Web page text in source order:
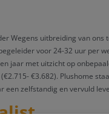
Wegens uitbreiding van ons
voor 24-32 uur per
jaar met uitzicht op
€3.682). Plushome
een zelfstandig en vervuld